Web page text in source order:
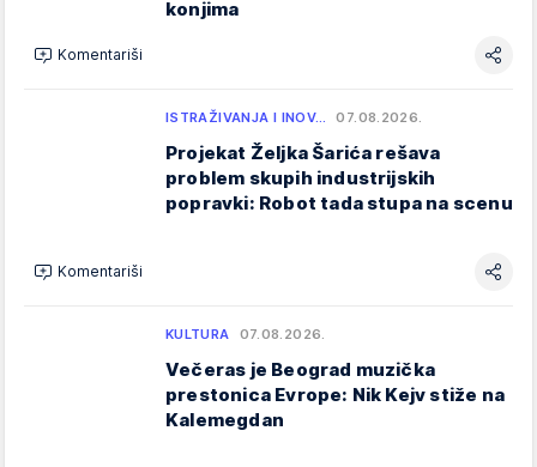
konjima
Komentariši
ISTRAŽIVANJA I INOV… 07.08.2026.
Projekat Željka Šarića rešava
problem skupih industrijskih
popravki: Robot tada stupa na scenu
Komentariši
KULTURA 07.08.2026.
Večeras je Beograd muzička
prestonica Evrope: Nik Kejv stiže na
Kalemegdan